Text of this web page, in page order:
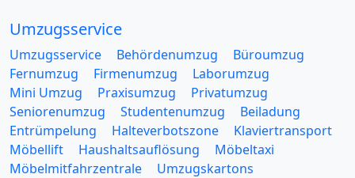
Umzugsservice
Umzugsservice Behördenumzug
Büroumzug
Fernumzug
Firmenumzug
Laborumzug
Mini Umzug
Praxisumzug
Privatumzug
Seniorenumzug
Studentenumzug
Beiladung
Entrümpelung
Halteverbotszone
Klaviertransport
Möbellift
Haushaltsauflösung
Möbeltaxi
Möbelmitfahrzentrale
Umzugskartons